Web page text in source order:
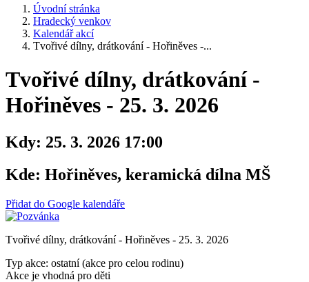
Úvodní stránka
Hradecký venkov
Kalendář akcí
Tvořivé dílny, drátkování - Hořiněves -...
Tvořivé dílny, drátkování -
Hořiněves - 25. 3. 2026
Kdy: 25. 3. 2026 17:00
Kde: Hořiněves, keramická dílna MŠ
Přidat do Google kalendáře
Tvořivé dílny, drátkování - Hořiněves - 25. 3. 2026
Typ akce: ostatní (akce pro celou rodinu)
Akce je vhodná pro děti